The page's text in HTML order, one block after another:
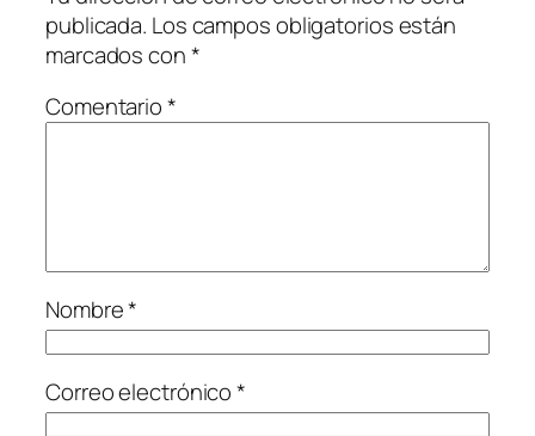
publicada. Los campos obligatorios están
marcados con*
Comentario*
Nombre*
Correo electrónico*